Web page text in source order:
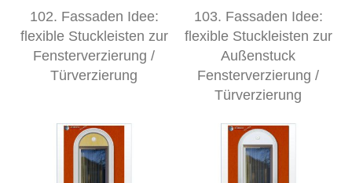
102. Fassaden Idee:
flexible Stuckleisten zur
Fensterverzierung /
Türverzierung
103. Fassaden Idee:
flexible Stuckleisten zur
Außenstuck
Fensterverzierung /
Türverzierung